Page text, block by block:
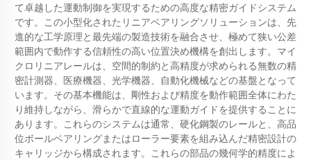
て卓越した運動制御を実現するための高度な精密ガイドシステム
です。この小型化されたリニアベアリングソリューションは、先
進的な工学原理と最先端の製造技術を融合させ、極めて狭い公差
範囲内で動作する信頼性の高い位置決め機構を創出します。マイ
クロリニアレールは、空間的制約と高精度が求められる無数の精
密計測器、医療機器、光学機器、自動化機械などの基盤となって
います。その基本機能は、剛性および精度を動作範囲全体にわた
り維持しながら、滑らかで直線的な運動ガイドを提供することに
あります。これらのシステムは通常、硬化鋼製のレールと、高品
位ボールベアリングまたはローラー要素を組み込んだ精密設計の
キャリッジから構成されます。これらの部品の幾何学的精度によ